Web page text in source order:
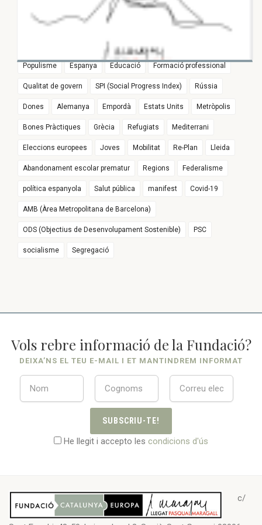
24 DE FEBRER 2025
Immigration and the Welfare State in
Cultura França SPI
Política Internacional Parlament Europeu Girona
Testimoni Llegat Pasqual Maragall
Populisme Espanya Educació Formació professional
Qualitat de govern SPI (Social Progress Index) Rússia
Dones Alemanya Empordà Estats Units Metròpolis
Bones Pràctiques Grècia Refugiats Mediterrani
Eleccions europees Joves Mobilitat Re-Plan Lleida
Abandonament escolar prematur Regions Federalisme
política espanyola Salut pública manifest Covid-19
AMB (Àrea Metropolitana de Barcelona)
ODS (Objectius de Desenvolupament Sostenible) PSC
socialisme Segregació
Vols rebre informació de la Fundació?
DEIXA’NS EL TEU E-MAIL I ET MANTINDREM INFORMAT
SUBSCRIU-TE!
He llegit i accepto les condicions d'ús
c/